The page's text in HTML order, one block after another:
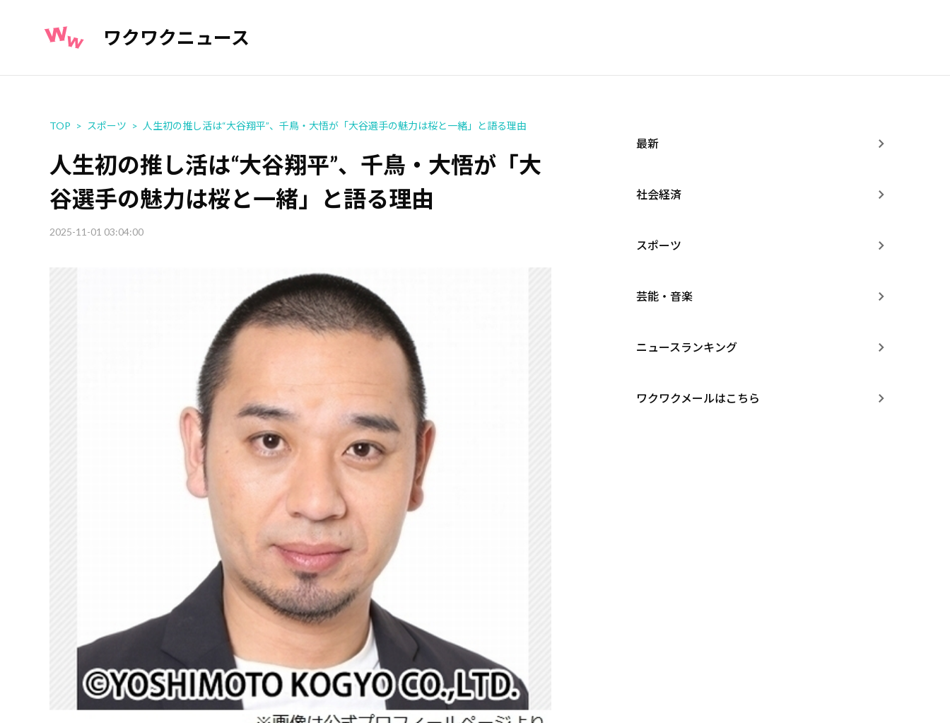
ワクワクニュース
TOP スポーツ 人生初の推し活は“大谷翔平”、千鳥・大悟が「大谷選手の魅力は桜と一緒」と語る理由
人生初の推し活は“大谷翔平”、千鳥・大悟が「大
谷選手の魅力は桜と一緒」と語る理由
2025-11-01 03:04:00
最新
社会経済
スポーツ
芸能・音楽
ニュースランキング
ワクワクメールはこちら